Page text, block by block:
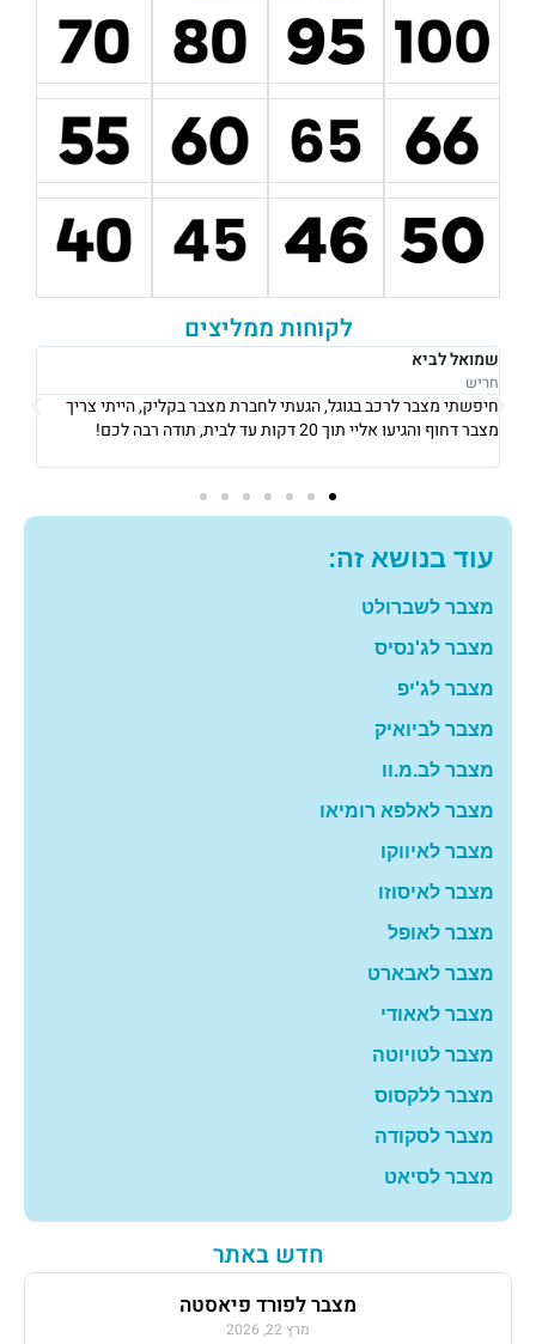
לקוחות ממליצים
רבקה לוי
נתניה
אני גרה בנתניה, אני פשוט הייתי חייבת מצבר כדי לצאת לעבודה ב8
בבוקר, הגיעו אליי תוך 10 דקות והחליפו לי מצבר עם מחיר מאוד הוגן!
עוד בנושא זה:
מצבר לשברולט
מצבר לג'נסיס
מצבר לג'יפ
מצבר לביואיק
מצבר לב.מ.וו
מצבר לאלפא רומיאו
מצבר לאיווקו
מצבר לאיסוזו
מצבר לאופל
מצבר לאבארט
מצבר לאאודי
מצבר לטויוטה
מצבר ללקסוס
מצבר לסקודה
מצבר לסיאט
חדש באתר
מצבר לפורד פיאסטה
מרץ 22, 2026